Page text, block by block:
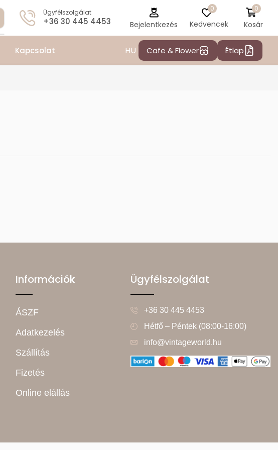
Ügyfélszolgálat
+36 30 445 4453 Bejelentkezés
0
Kedvencek
0
Kosár
Kapcsolat HU Cafe & Flower Étlap
Információk
ÁSZF
Adatkezelés
Szállítás
Fizetés
Online elállás
Ügyfélszolgálat
+36 30 445 4453
Hétfő – Péntek (08:00-16:00)
info@vintageworld.hu